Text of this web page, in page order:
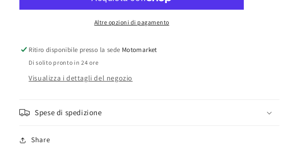
Altre opzioni di pagamento
Ritiro disponibile presso la sede Motomarket
Di solito pronto in 24 ore
Visualizza i dettagli del negozio
Spese di spedizione
Share